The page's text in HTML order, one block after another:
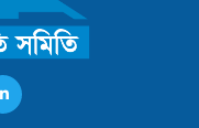
সমিতি গভীরভাবে শোকাহত
and Beyond" 21